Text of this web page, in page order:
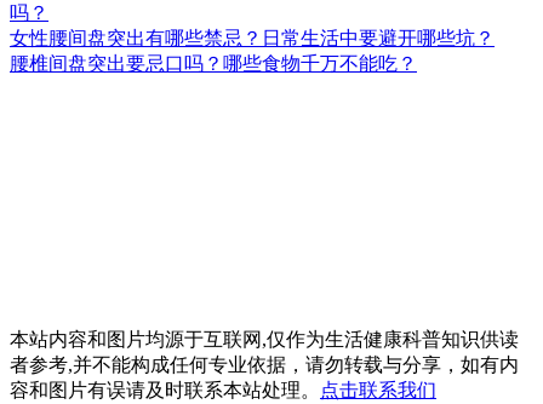
吗？
女性腰间盘突出有哪些禁忌？日常生活中要避开哪些坑？
腰椎间盘突出要忌口吗？哪些食物千万不能吃？
本站内容和图片均源于互联网,仅作为生活健康科普知识供读
者参考,并不能构成任何专业依据，请勿转载与分享，如有内
容和图片有误请及时联系本站处理。
点击联系我们